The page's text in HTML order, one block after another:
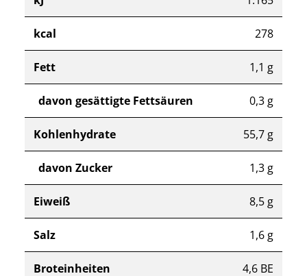
kcal 278
Fett 1,1 g
davon gesättigte Fettsäuren 0,3 g
Kohlenhydrate 55,7 g
davon Zucker 1,3 g
Eiweiß 8,5 g
Salz 1,6 g
Broteinheiten 4,6 BE